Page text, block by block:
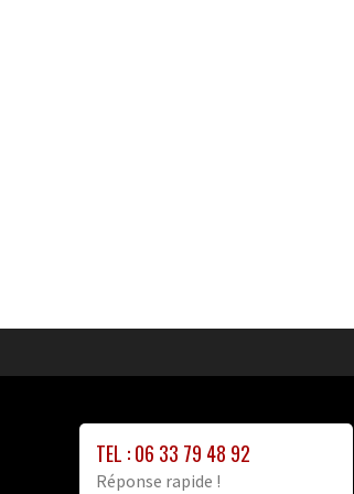
TEL : 06 33 79 48 92
Réponse rapide !